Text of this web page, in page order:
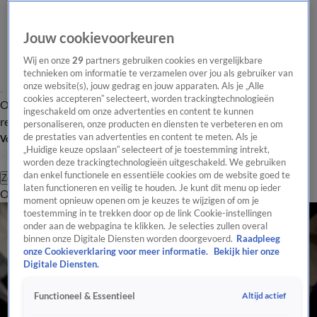
Overzicht Laatste nieuws Regionieuws Het beste van Hart
Tip de
redactie
Volg Hart van Nederland
Zoeken
OverzichtRegioUitzendingenWeerTip de redactiePanelVideo's
Jouw cookievoorkeuren
Wij en onze29 partners gebruiken cookies en vergelijkbare
technieken om informatie te verzamelen over jou als gebruiker van
onze website(s), jouw gedrag en jouw apparaten. Als je „Alle
cookies accepteren” selecteert, worden trackingtechnologieën
ingeschakeld om onze advertenties en content te kunnen
personaliseren, onze producten en diensten te verbeteren en om
de prestaties van advertenties en content te meten. Als je
„Huidige keuze opslaan” selecteert of je toestemming intrekt,
worden deze trackingtechnologieën uitgeschakeld. We gebruiken
dan enkel functionele en essentiële cookies om de website goed te
laten functioneren en veilig te houden. Je kunt dit menu op ieder
moment opnieuw openen om je keuzes te wijzigen of om je
toestemming in te trekken door op de link Cookie-instellingen
onder aan de webpagina te klikken. Je selecties zullen overal
binnen onze Digitale Diensten worden doorgevoerd. Raadpleeg
onze Cookieverklaring voor meer informatie.
Bekijk hier onze
Digitale Diensten.
Functioneel & Essentieel Altijd actief